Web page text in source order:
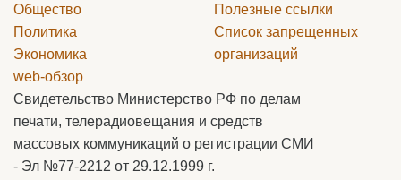
Общество
Политика
Экономика
web-обзор
Полезные ссылки
Список запрещенных
организаций
Свидетельство Министерство РФ по делам
печати, телерадиовещания и средств
массовых коммуникаций о регистрации СМИ
- Эл №77-2212 от 29.12.1999 г.